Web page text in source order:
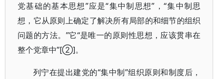
党基础的基本思想”应是“集中制思想”，“集中制思
想，它从原则上确定了解决所有局部的和细节的组织
问题的方法。”它“是唯一的原则性思想，应该贯串在
整个党章中”[②]。
列宁在提出建党的“集中制”组织原则和制度后，